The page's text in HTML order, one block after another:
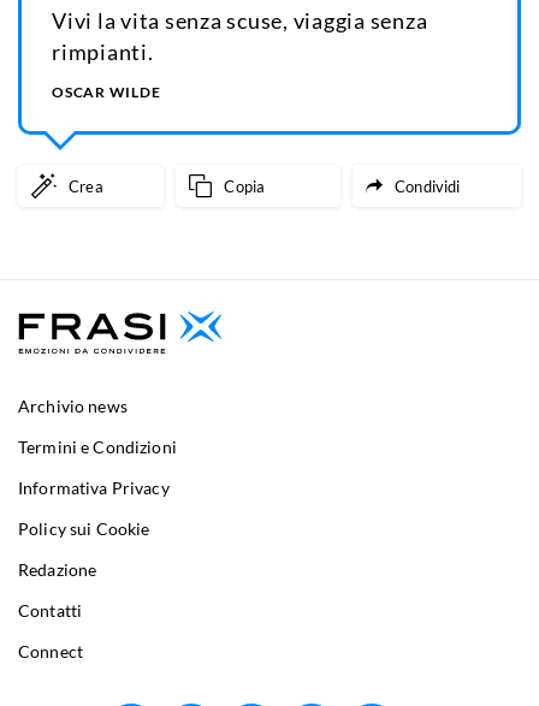
Vivi la vita senza scuse, viaggia senza
rimpianti.
OSCAR WILDE
Crea Copia Condividi
Archivio news
Termini e Condizioni
Informativa Privacy
Policy sui Cookie
Redazione
Contatti
Connect